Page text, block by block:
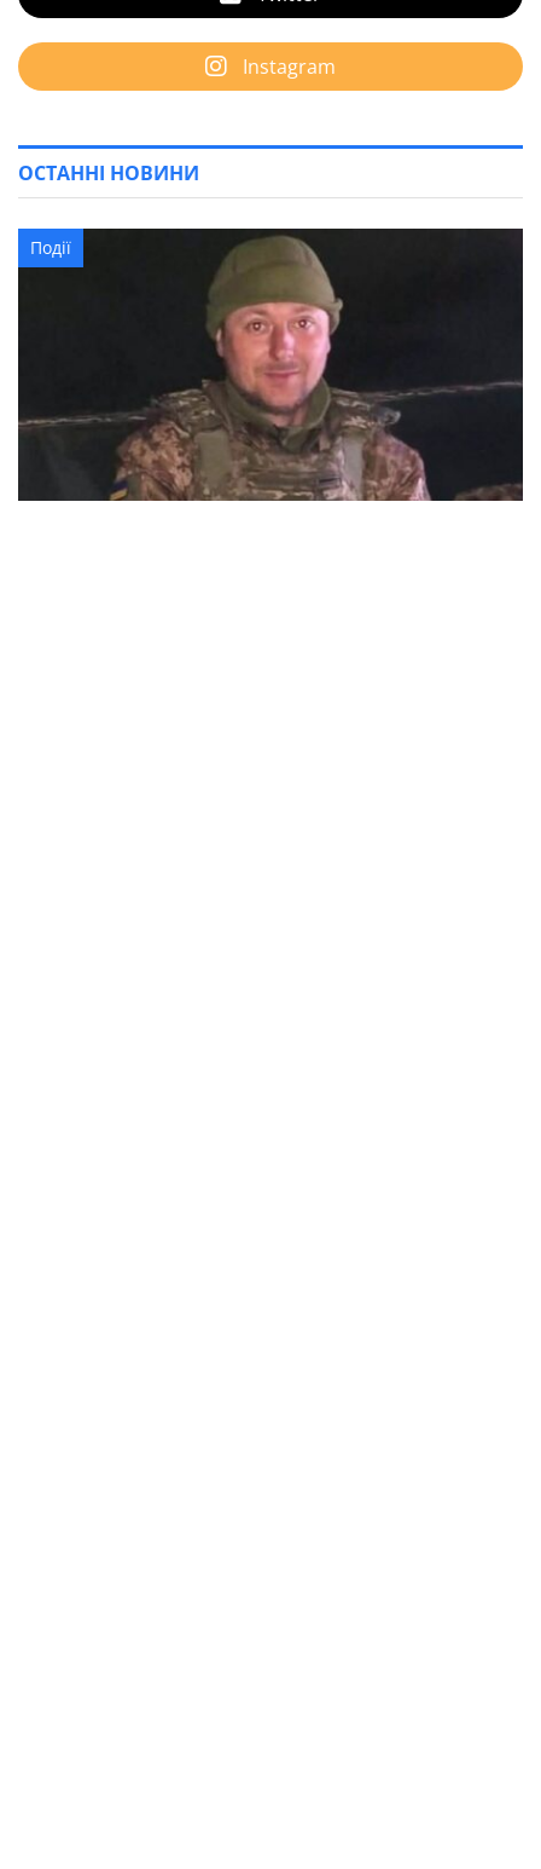
Instagram
ОСТАННІ НОВИНИ
Події